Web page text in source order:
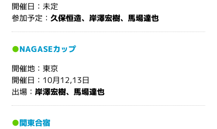
開催日：未定
参加予定： 久保恒造、岸澤宏樹、馬場達也
●NAGASEカップ
開催地：東京
開催日：10月12,13日
出場： 岸澤宏樹、馬場達也
●関東合宿